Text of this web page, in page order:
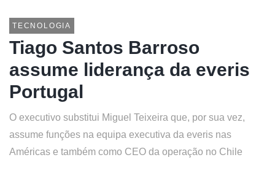
TECNOLOGIA
Tiago Santos Barroso
assume liderança da everis
Portugal
O executivo substitui Miguel Teixeira que, por sua vez,
assume funções na equipa executiva da everis nas
Américas e também como CEO da operação no Chile